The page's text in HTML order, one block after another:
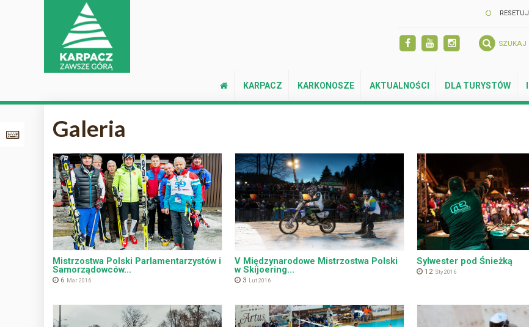
RESETUJ
SZUKAJ
KARPACZ KARKONOSZE AKTUALNOŚCI DLA TURYSTÓW
Galeria
Mistrzostwa Polski Parlamentarzystów i
Samorządowców...
6 Mar 2016
V Międzynarodowe Mistrzostwa Polski
w Skijoering...
3 Lut 2016
Sylwester pod Śnieżką
12 Sty 2016